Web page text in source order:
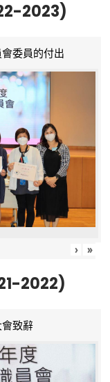
2023)
委員的付出
› »
2022)
致辭